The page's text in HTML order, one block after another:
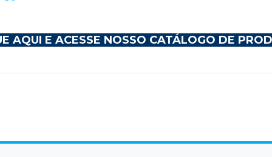
AQUI E ACESSE NOSSO CATÁLOGO DE